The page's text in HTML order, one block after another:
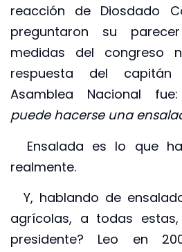
reacción de Diosdado
preguntaron su
medidas del congreso
respuesta del
Asamblea Nacional fue:
puede hacerse una
Ensalada es lo que
realmente.
Y, hablando de
agrícolas, a todas
presidente? Leo en